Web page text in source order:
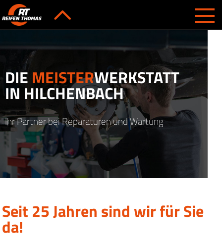
DIE MEISTERWERKSTATT
IN HILCHENBACH
Ihr Partner bei Reparaturen und Wartung
Seit 25 Jahren sind wir für Sie
da!